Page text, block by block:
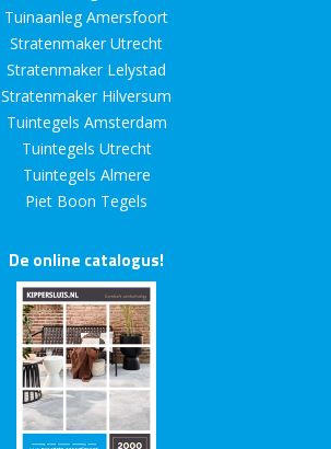
Tuinaanleg Amersfoort
Stratenmaker Utrecht
Stratenmaker Lelystad
Stratenmaker Hilversum
Tuintegels Amsterdam
Tuintegels Utrecht
Tuintegels Almere
Piet Boon Tegels
De online catalogus!